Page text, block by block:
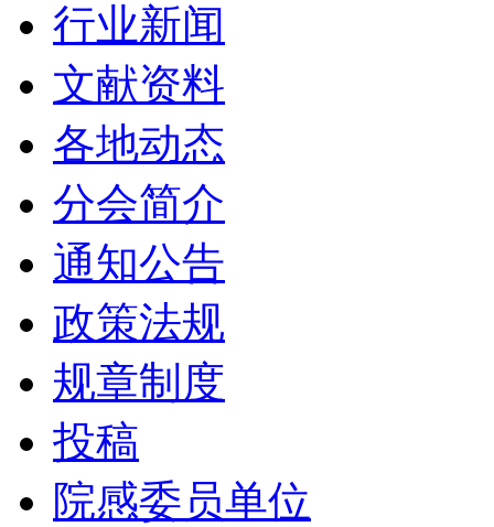
行业新闻
文献资料
各地动态
分会简介
通知公告
政策法规
规章制度
投稿
院感委员单位